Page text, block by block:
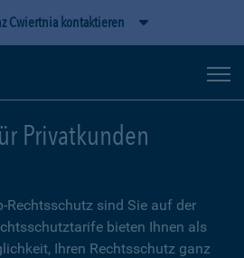
Cwiertnia kontaktieren
Privatkunden
Rechtsschutz sind Sie auf der
bieten Ihnen als
Ihren Rechtsschutz ganz